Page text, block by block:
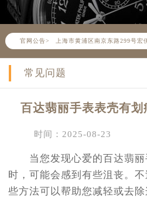
官网公告>
节假日正常营业！
常见问题
百达翡丽手表表壳有
时间：2025-08-23
当您发现心爱的百达翡丽
时，可能会感到有些沮丧。
些方法可以帮助您减轻或去除